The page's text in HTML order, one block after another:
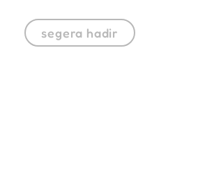
segera hadir